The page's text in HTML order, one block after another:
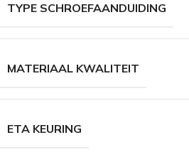
TYPE SCHROEFAANDUIDING
MATERIAAL KWALITEIT
ETA KEURING